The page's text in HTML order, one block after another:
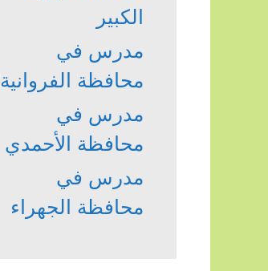
الكبير
مدرس في
محافظة الفروانية
مدرس في
محافظة الأحمدي
مدرس في
محافظة الجهراء